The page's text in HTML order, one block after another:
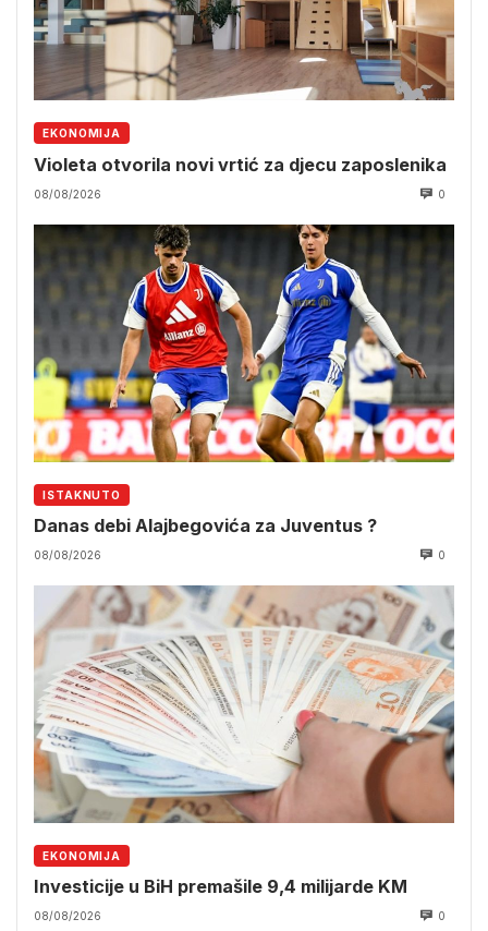
EKONOMIJA
Violeta otvorila novi vrtić za djecu zaposlenika
08/08/2026 0
ISTAKNUTO
Danas debi Alajbegovića za Juventus ?
08/08/2026 0
EKONOMIJA
Investicije u BiH premašile 9,4 milijarde KM
08/08/2026 0